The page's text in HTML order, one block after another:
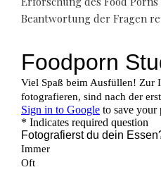
Beantwortung der Fragen